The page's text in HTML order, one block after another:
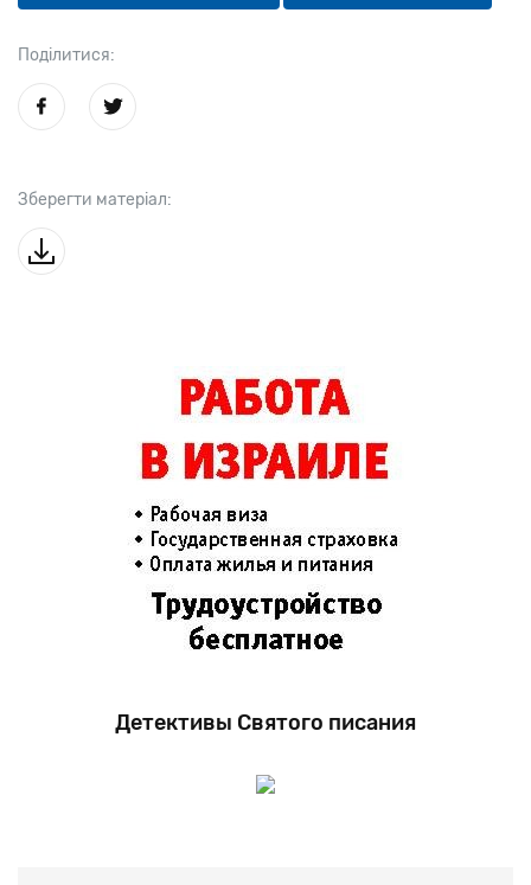
Поділитися:
Зберегти матеріал:
Детективы Святого писания